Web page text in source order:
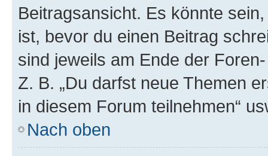
Beitragsansicht. Es könnte
ist, bevor du einen Beitrag
sind jeweils am Ende der
Z. B. „Du darfst neue Themen
in diesem Forum teilnehmen“
Nach oben